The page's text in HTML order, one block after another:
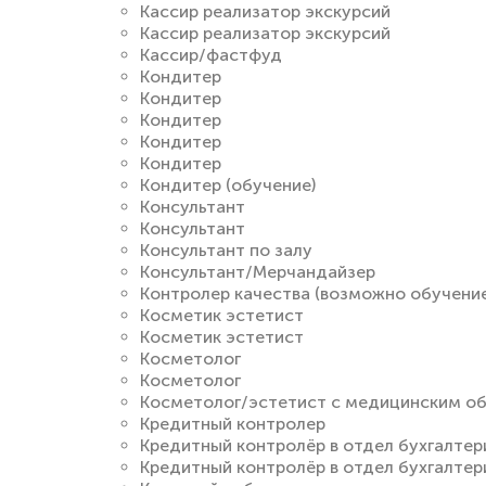
Кассир реализатор экскурсий
Кассир реализатор экскурсий
Кассир/фастфуд
Кондитер
Кондитер
Кондитер
Кондитер
Кондитер
Кондитер (обучение)
Консультант
Консультант
Консультант по залу
Консультант/Мерчандайзер
Контролер качества (возможно
Косметик эстетист
Косметик эстетист
Косметолог
Косметолог
Косметолог/эстетист с медицинским
Кредитный контролер
Кредитный контролёр в отдел
Кредитный контролёр в отдел